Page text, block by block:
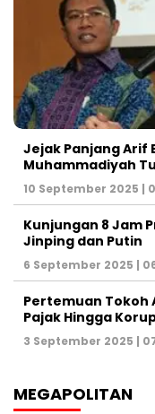
Jejak Panjang Arif
Muhammadiyah
10 September 2025 |
Kunjungan 8 Jam
Jinping dan Putin
6 September 2025 |
Pertemuan Tokoh
Pajak Hingga
3 September 2025 |
MEGAPOLITAN